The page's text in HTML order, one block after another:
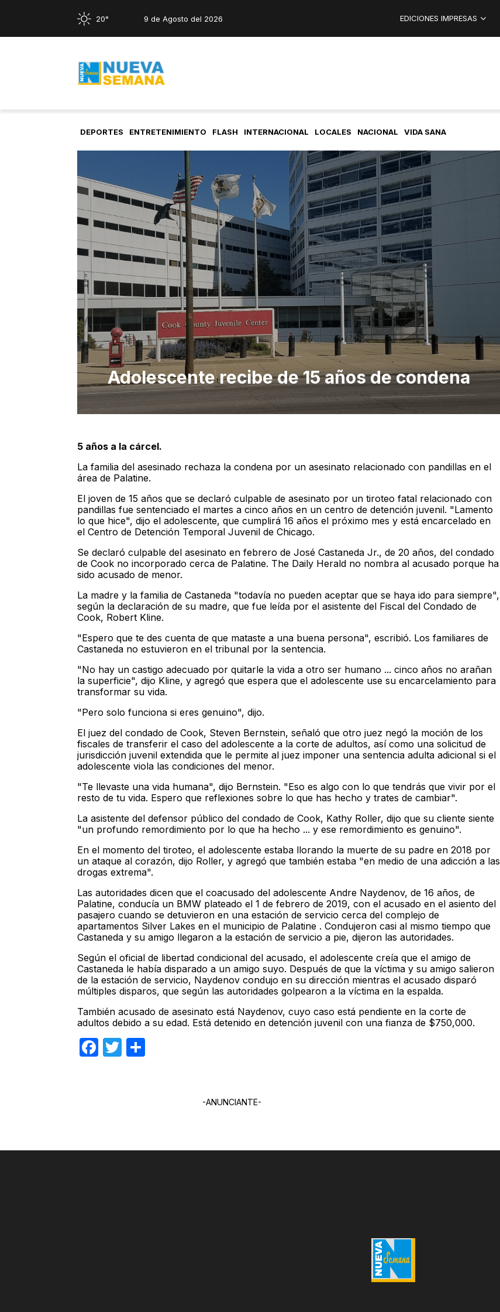
20° 9 de Agosto del 2026 EDICIONES IMPRESAS
DEPORTES ENTRETENIMIENTO FLASH INTERNACIONAL LOCALES NACIONAL VIDA SANA
Adolescente recibe de 15 años de condena
5 años a la cárcel.
La familia del asesinado rechaza la condena por un asesinato relacionado con pandillas en el
área de Palatine.
El joven de 15 años que se declaró culpable de asesinato por un tiroteo fatal relacionado con
pandillas fue sentenciado el martes a cinco años en un centro de detención juvenil. "Lamento
lo que hice", dijo el adolescente, que cumplirá 16 años el próximo mes y está encarcelado en
el Centro de Detención Temporal Juvenil de Chicago.
Se declaró culpable del asesinato en febrero de José Castaneda Jr., de 20 años, del condado
de Cook no incorporado cerca de Palatine. The Daily Herald no nombra al acusado porque ha
sido acusado de menor.
La madre y la familia de Castaneda "todavía no pueden aceptar que se haya ido para siempre",
según la declaración de su madre, que fue leída por el asistente del Fiscal del Condado de
Cook, Robert Kline.
"Espero que te des cuenta de que mataste a una buena persona", escribió. Los familiares de
Castaneda no estuvieron en el tribunal por la sentencia.
"No hay un castigo adecuado por quitarle la vida a otro ser humano ... cinco años no arañan
la superficie", dijo Kline, y agregó que espera que el adolescente use su encarcelamiento para
transformar su vida.
"Pero solo funciona si eres genuino", dijo.
El juez del condado de Cook, Steven Bernstein, señaló que otro juez negó la moción de los
fiscales de transferir el caso del adolescente a la corte de adultos, así como una solicitud de
jurisdicción juvenil extendida que le permite al juez imponer una sentencia adulta adicional si el
adolescente viola las condiciones del menor.
"Te llevaste una vida humana", dijo Bernstein. "Eso es algo con lo que tendrás que vivir por el
resto de tu vida. Espero que reflexiones sobre lo que has hecho y trates de cambiar".
La asistente del defensor público del condado de Cook, Kathy Roller, dijo que su cliente siente
"un profundo remordimiento por lo que ha hecho ... y ese remordimiento es genuino".
En el momento del tiroteo, el adolescente estaba llorando la muerte de su padre en 2018 por
un ataque al corazón, dijo Roller, y agregó que también estaba "en medio de una adicción a las
drogas extrema".
Las autoridades dicen que el coacusado del adolescente Andre Naydenov, de 16 años, de
Palatine, conducía un BMW plateado el 1 de febrero de 2019, con el acusado en el asiento del
pasajero cuando se detuvieron en una estación de servicio cerca del complejo de
apartamentos Silver Lakes en el municipio de Palatine . Condujeron casi al mismo tiempo que
Castaneda y su amigo llegaron a la estación de servicio a pie, dijeron las autoridades.
Según el oficial de libertad condicional del acusado, el adolescente creía que el amigo de
Castaneda le había disparado a un amigo suyo. Después de que la víctima y su amigo salieron
de la estación de servicio, Naydenov condujo en su dirección mientras el acusado disparó
múltiples disparos, que según las autoridades golpearon a la víctima en la espalda.
También acusado de asesinato está Naydenov, cuyo caso está pendiente en la corte de
adultos debido a su edad. Está detenido en detención juvenil con una fianza de $750,000.
Facebook
Twitter
-ANUNCIANTE-